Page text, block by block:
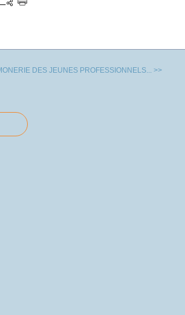
DES JEUNES PROFESSIONNELS... >>